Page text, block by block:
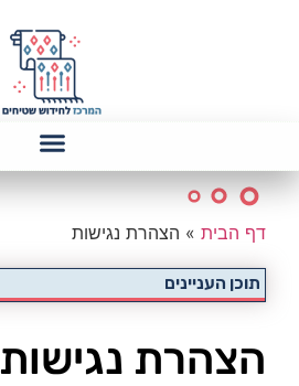
דף הבית » הצהרת נגישות
תוכן העניינים
הצהרת נגישות